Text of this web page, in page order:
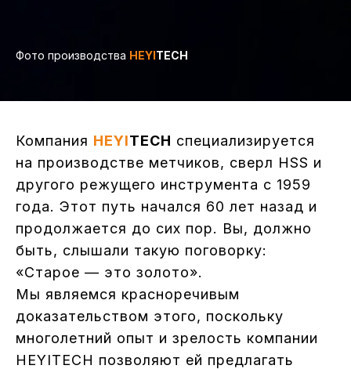
Фото производства HEYITECH
Компания HEYITECH специализируется
на производстве метчиков, сверл HSS и
другого режущего инструмента с 1959
года. Этот путь начался 60 лет назад и
продолжается до сих пор. Вы, должно
быть, слышали такую поговорку:
«Старое — это золото».
Мы являемся красноречивым
доказательством этого, поскольку
многолетний опыт и зрелость компании
HEYITECH позволяют ей предлагать